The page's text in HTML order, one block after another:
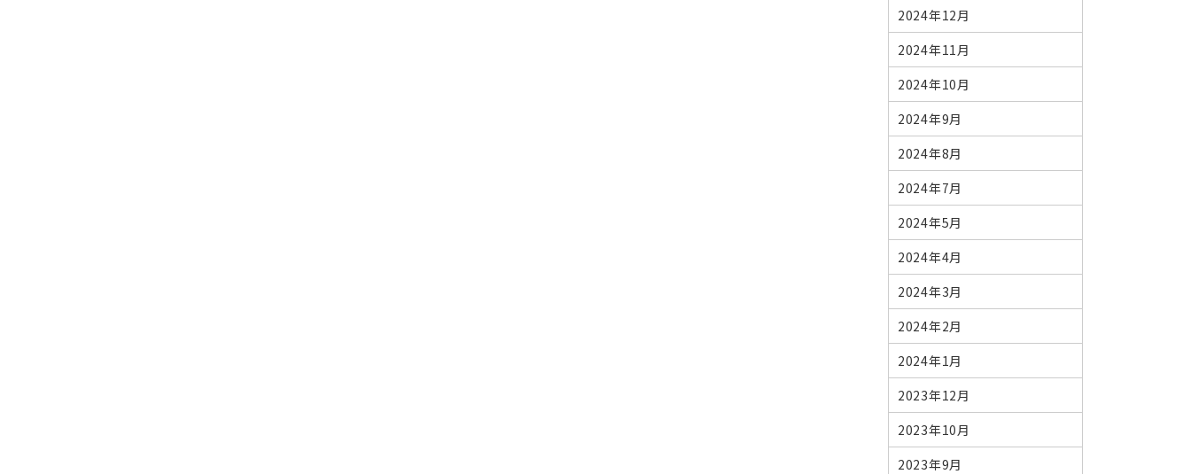
2024年12月
2024年11月
2024年10月
2024年9月
2024年8月
2024年7月
2024年5月
2024年4月
2024年3月
2024年2月
2024年1月
2023年12月
2023年10月
2023年9月